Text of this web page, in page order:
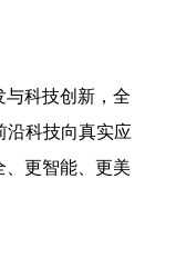
与科技创新，全
沿科技向真实应
、更智能、更美